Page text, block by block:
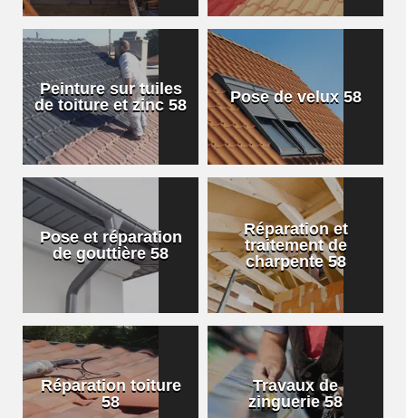
Peinture sur tuiles
de toiture et zinc 58
Pose de velux 58
Pose et réparation
de gouttière 58
Réparation et
traitement de
charpente 58
Réparation toiture
58
Travaux de
zinguerie 58